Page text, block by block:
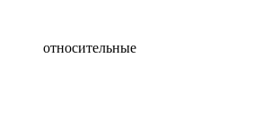
относительные